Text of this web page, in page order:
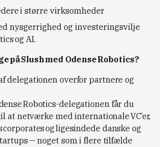
i større virksomheder
nysgerrighed og investeringsvilje
og AI.
på Slush med Odense Robotics?
delegationen overfor partnere og
Robotics-delegationen får du
at netværke med internationale VC’er,
corporates og ligesindede danske og
— noget som i flere tilfælde